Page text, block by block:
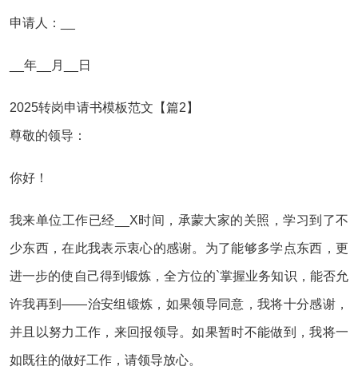
申请人：__
__年__月__日
2025转岗申请书模板范文【篇2】
尊敬的领导：
你好！
我来单位工作已经__X时间，承蒙大家的关照，学习到了不
少东西，在此我表示衷心的感谢。为了能够多学点东西，更
进一步的使自己得到锻炼，全方位的`掌握业务知识，能否允
许我再到——治安组锻炼，如果领导同意，我将十分感谢，
并且以努力工作，来回报领导。如果暂时不能做到，我将一
如既往的做好工作，请领导放心。